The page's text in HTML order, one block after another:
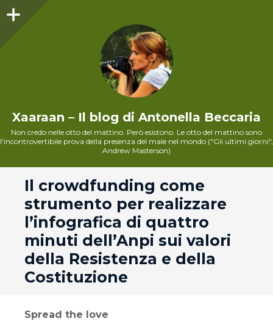
Xaaraan – Il blog di Antonella Beccaria
Non credo nelle otto del mattino. Però esistono. Le otto del mattino sono
l'incontrovertibile prova della presenza del male nel mondo ("Gli ultimi giorni",
Andrew Masterson)
Il crowdfunding come
strumento per realizzare
l’infografica di quattro
minuti dell’Anpi sui valori
della Resistenza e della
Costituzione
Spread the love